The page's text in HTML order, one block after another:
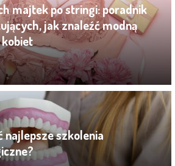
majtek po stringi: poradnik
jak znaleźć modną
najlepsze szkolenia